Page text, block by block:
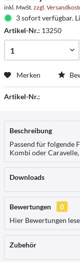
inkl. MwSt. zzgl.
3 sofort verfügbar.
Artikel-Nr.: 13250
Merken
Artikel-Nr.:
Beschreibung
Passend für folgende
Kombi oder
Downloads
Bewertungen
0
Hier Bewertungen
Zubehör